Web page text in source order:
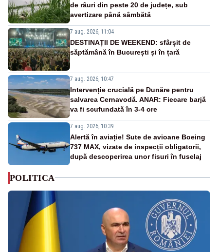
de râuri din peste 20 de județe, sub
avertizare până sâmbătă
7 aug. 2026, 11:04
DESTINAȚII DE WEEKEND: sfârșit de
săptămână în București și în țară
7 aug. 2026, 10:47
Intervenție crucială pe Dunăre pentru
salvarea Cernavodă. ANAR: Fiecare barjă
va fi scufundată în 3-4 ore
7 aug. 2026, 10:39
Alertă în aviație! Sute de avioane Boeing
737 MAX, vizate de inspecții obligatorii,
după descoperirea unor fisuri în fuselaj
POLITICA